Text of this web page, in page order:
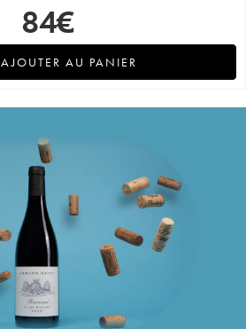
84€
AJOUTER AU PANIER